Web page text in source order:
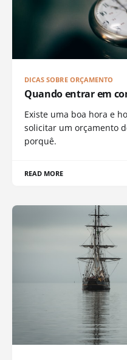
DICAS SOBRE ORÇAMENTO
Quando entrar em
Existe uma boa hora e
solicitar um orçamento
porquê.
READ MORE